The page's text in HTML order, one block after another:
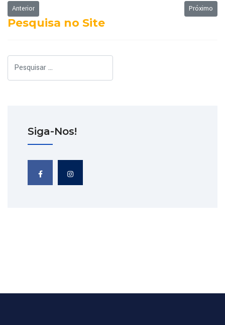
Artigo anterior: Política de Cookies do Site da Câmara Municipal de
Anterior Próximo
Próximo
Pesquisa no Site
Siga-Nos!